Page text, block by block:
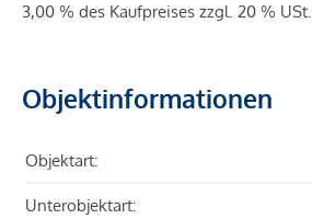
3,00 % des Kaufpreises zzgl. 20 % USt.
Objektinformationen
Objektart:
Unterobjektart: